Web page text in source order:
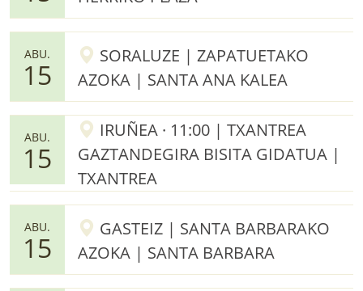
ABU.
15
SORALUZE | ZAPATUETAKO
AZOKA | SANTA ANA KALEA
ABU.
15
IRUÑEA · 11:00 | TXANTREA
GAZTANDEGIRA BISITA GIDATUA |
TXANTREA
ABU.
15
GASTEIZ | SANTA BARBARAKO
AZOKA | SANTA BARBARA